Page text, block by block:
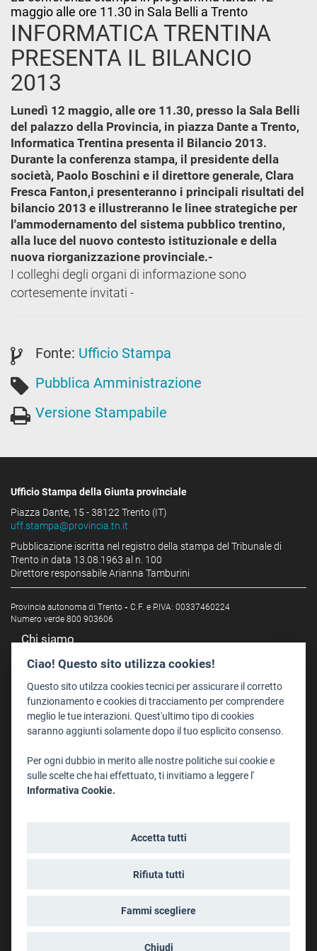
maggio alle ore 11.30 in Sala Belli a Trento
INFORMATICA TRENTINA
PRESENTA IL BILANCIO
2013
Lunedì 12 maggio, alle ore 11.30, presso la Sala Belli
del palazzo della Provincia, in piazza Dante a Trento,
Informatica Trentina presenta il Bilancio 2013.
Durante la conferenza stampa, il presidente della
società, Paolo Boschini e il direttore generale, Clara
Fresca Fanton,i presenteranno i principali risultati del
bilancio 2013 e illustreranno le linee strategiche per
l'ammodernamento del sistema pubblico trentino,
alla luce del nuovo contesto istituzionale e della
nuova riorganizzazione provinciale.-
I colleghi degli organi di informazione sono
cortesemente invitati -
Fonte: Ufficio Stampa
Pubblica Amministrazione
Versione Stampabile
Ufficio Stampa della Giunta provinciale
Piazza Dante, 15 - 38122 Trento (IT)
uff.stampa@provincia.tn.it
Pubblicazione iscritta nel registro della stampa del Tribunale di
Trento in data 13.08.1963 al n. 100
Direttore responsabile Arianna Tamburini
Provincia autonoma di Trento - C.F. e P.IVA: 00337460224
Numero verde 800 903606
Chi siamo
Redazione
Staff
Format - Centro Audiovisivi
Trentino Film Commission
Dove Siamo
Struttura di riferimento
Dichiarazione di accessibilità
Ciao! Questo sito utilizza cookies!
Questo sito utilzza cookies tecnici per assicurare il corretto
funzionamento e cookies di tracciamento per comprendere
meglio le tue interazioni. Quest'ultimo tipo di cookies
saranno aggiunti solamente dopo il tuo esplicito consenso.
Per ogni dubbio in merito alle nostre politiche sui cookie e
sulle scelte che hai effettuato, ti invitiamo a leggere l'
Informativa Cookie.
Accetta tutti
Rifiuta tutti
Fammi scegliere
Chiudi